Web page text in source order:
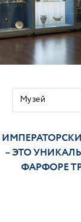
Музей
– ЭТО
ФАРФОРЕ